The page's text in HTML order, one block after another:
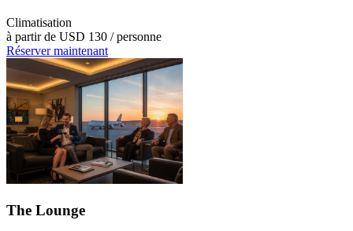
Climatisation
à partir de USD 130 / personne
Réserver maintenant
The Lounge